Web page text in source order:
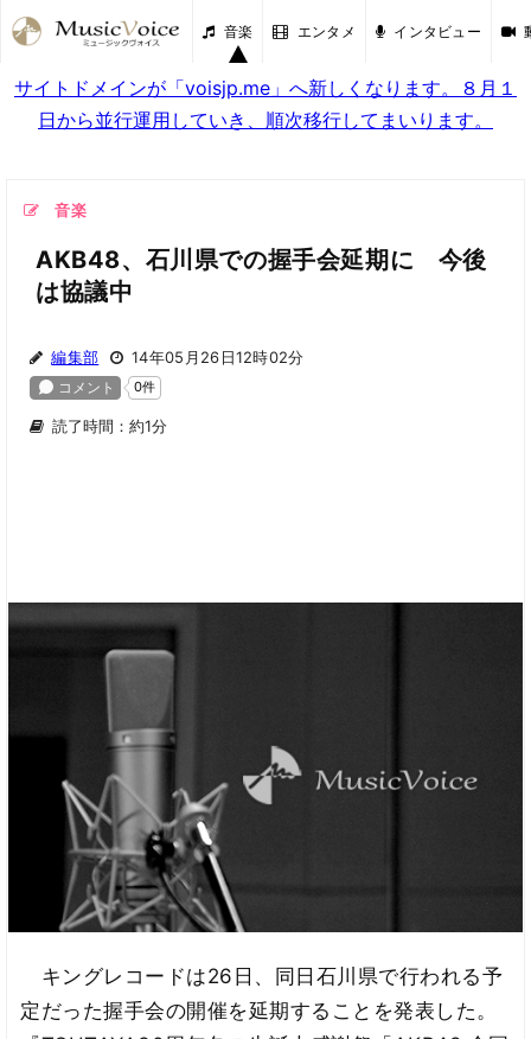
音楽 エンタメ インタビュー
サイトドメインが「voisjp.me」へ新しくなります。８月１
日から並行運用していき、順次移行してまいります。
音楽
AKB48、石川県での握手会延期に 今後
は協議中
編集部 14年05月26日12時02分
読了時間：約1分
キングレコードは26日、同日石川県で行われる予
定だった握手会の開催を延期することを発表した。